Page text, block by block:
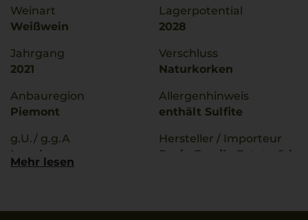
Weinart
Weißwein
Jahrgang
2021
Anbauregion
Piemont
g.U./ g.g.A
Langhe
Origine Controllata
Lagerpotential
2028
Verschluss
Naturkorken
Allergenhinweis
enthält Sulfite
Hersteller / Importeur
Bosio Family Estate Srl
Mehr lesen